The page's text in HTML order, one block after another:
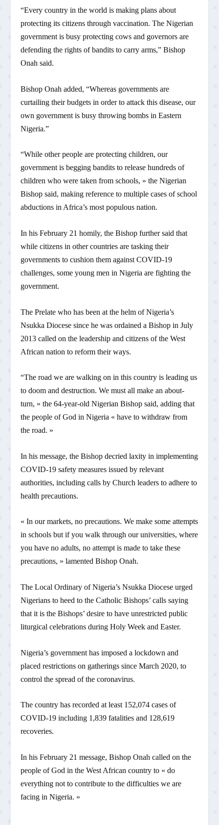
“Every country in the world is making plans about
protecting its citizens through vaccination. The Nigerian
government is busy protecting cows and governors are
defending the rights of bandits to carry arms,” Bishop
Onah said.
Bishop Onah added, “Whereas governments are
curtailing their budgets in order to attack this disease, our
own government is busy throwing bombs in Eastern
Nigeria.”
“While other people are protecting children, our
government is begging bandits to release hundreds of
children who were taken from schools, » the Nigerian
Bishop said, making reference to multiple cases of school
abductions in Africa’s most populous nation.
In his February 21 homily, the Bishop further said that
while citizens in other countries are tasking their
governments to cushion them against COVID-19
challenges, some young men in Nigeria are fighting the
government.
The Prelate who has been at the helm of Nigeria’s
Nsukka Diocese since he was ordained a Bishop in July
2013 called on the leadership and citizens of the West
African nation to reform their ways.
“The road we are walking on in this country is leading us
to doom and destruction. We must all make an about-
turn, » the 64-year-old Nigerian Bishop said, adding that
the people of God in Nigeria « have to withdraw from
the road. »
In his message, the Bishop decried laxity in implementing
COVID-19 safety measures issued by relevant
authorities, including calls by Church leaders to adhere to
health precautions.
« In our markets, no precautions. We make some attempts
in schools but if you walk through our universities, where
you have no adults, no attempt is made to take these
precautions, » lamented Bishop Onah.
The Local Ordinary of Nigeria’s Nsukka Diocese urged
Nigerians to heed to the Catholic Bishops’ calls saying
that it is the Bishops’ desire to have unrestricted public
liturgical celebrations during Holy Week and Easter.
Nigeria’s government has imposed a lockdown and
placed restrictions on gatherings since March 2020, to
control the spread of the coronavirus.
The country has recorded at least 152,074 cases of
COVID-19 including 1,839 fatalities and 128,619
recoveries.
In his February 21 message, Bishop Onah called on the
people of God in the West African country to « do
everything not to contribute to the difficulties we are
facing in Nigeria. »